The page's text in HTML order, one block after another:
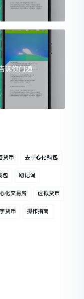
诉你门道
货币 去中心化钱包
包 助记词
化交易所 虚拟货币
货币 操作指南